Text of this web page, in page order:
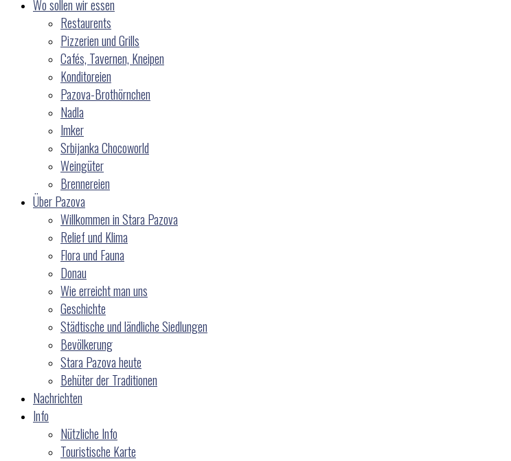
Wo sollen wir essen
Restaurents
Pizzerien und Grills
Cafés, Tavernen, Kneipen
Konditoreien
Pazova-Brothörnchen
Nadla
Imker
Srbijanka Chocoworld
Weingüter
Brennereien
Über Pazova
Willkommen in Stara Pazova
Relief und Klima
Flora und Fauna
Donau
Wie erreicht man uns
Geschichte
Städtische und ländliche Siedlungen
Bevölkerung
Stara Pazova heute
Behüter der Traditionen
Nachrichten
Info
Nützliche Info
Touristische Karte